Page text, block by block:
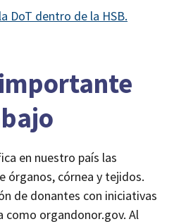
DoT dentro de la HSB.
en nuestro país las
órganos, córnea y tejidos.
de donantes con iniciativas
como organdonor.gov. Al